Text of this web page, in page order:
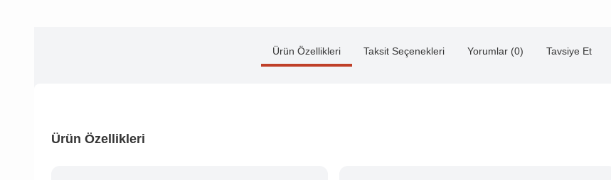
Ürün Özellikleri Taksit Seçenekleri Yorumlar (0) Tavsiye Et
Ürün Özellikleri